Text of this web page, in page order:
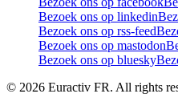
Bezoek ons op linkedin
Bezoek ons op rss-feed
Bezoek ons op mastodon
Bezoek ons op bluesky
© 2026 Euractiv FR. All rights